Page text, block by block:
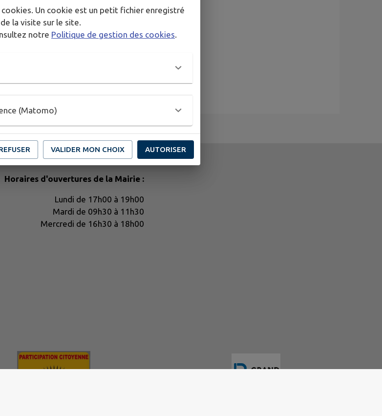
Horaires d'ouvertures de la Mairie :
Lundi de 17h00 à 19h00
Mardi de 09h30 à 11h30
Mercredi de 16h30 à 18h00
Un cookie est un petit fichier enregistré
la visite sur le site.
notre Politique de gestion des cookies
(Matomo)
VALIDER MON CHOIX AUTORISER